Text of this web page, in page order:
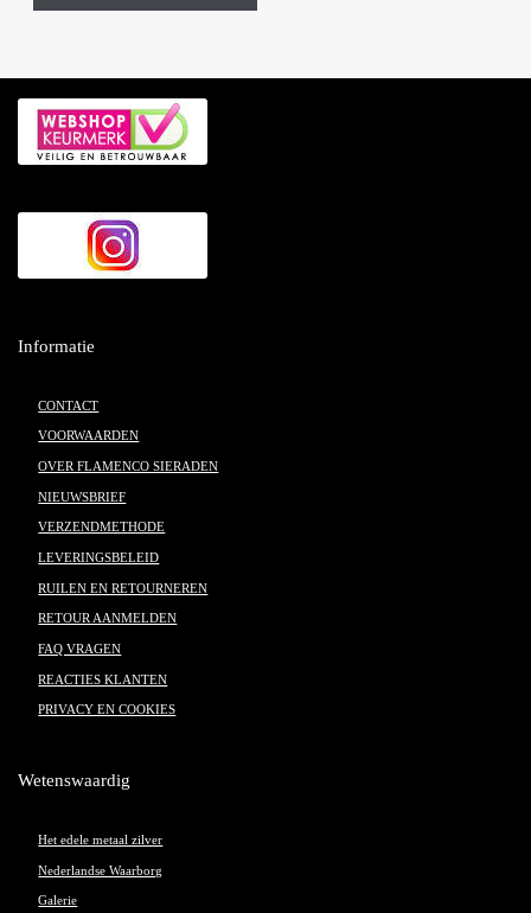
Informatie
CONTACT
VOORWAARDEN
OVER FLAMENCO SIERADEN
NIEUWSBRIEF
VERZENDMETHODE
LEVERINGSBELEID
RUILEN EN RETOURNEREN
RETOUR AANMELDEN
FAQ VRAGEN
REACTIES KLANTEN
PRIVACY EN COOKIES
Wetenswaardig
Het edele metaal zilver
Nederlandse Waarborg
Galerie